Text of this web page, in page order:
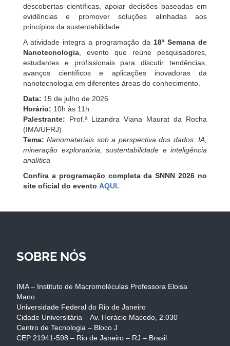
descobertas científicas, apoiar decisões baseadas em
evidências e promover soluções alinhadas aos
princípios da sustentabilidade.
A atividade integra a programação da 18ª Semana de
Nanotecnologia , evento que reúne pesquisadores,
estudantes e profissionais para discutir tendências,
avanços científicos e aplicações inovadoras da
nanotecnologia em diferentes áreas do conhecimento.
Data: 15 de julho de 2026
Horário: 10h às 11h
Palestrante: Prof.ª Lizandra Viana Maurat da Rocha
(IMA/UFRJ)
Tema: Nanomateriais sob a perspectiva dos dados: IA,
mineração exploratória, sustentabilidade e inteligência
analítica
Confira a programação completa da SNNN 2026 no
site oficial do evento AQUI.
SOBRE NÓS
IMA – Instituto de Macromoléculas Professora Eloisa
Mano
Universidade Federal do Rio de Janeiro
Cidade Universitária – Av. Horácio Macedo, 2.030
Centro de Tecnologia – Bloco J
CEP 21941-598 – Rio de Janeiro – RJ – Brasil